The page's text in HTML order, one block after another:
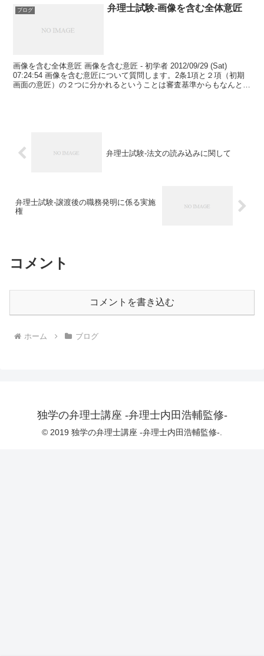
ブログ 弁理士試験-画像を含む全体意匠
画像を含む全体意匠 画像を含む意匠 - 初学者 2012/09/29 (Sat)
07:24:54 画像を含む意匠について質問します。2条1項と２項（初期
画面の意匠）の２つに分かれるということは審査基準からもなんとな
弁理士試験-法文の読み込みに関して
弁理士試験-譲渡後の職務発明に係る実施
権
コメント
コメントを書き込む
ホーム ブログ
独学の弁理士講座 -弁理士内田浩輔監修-
© 2019 独学の弁理士講座 -弁理士内田浩輔監修-.